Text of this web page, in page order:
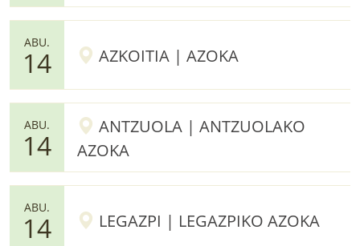
ABU.
14 AZKOITIA | AZOKA
ABU.
14
ANTZUOLA | ANTZUOLAKO
AZOKA
ABU.
14 LEGAZPI | LEGAZPIKO AZOKA